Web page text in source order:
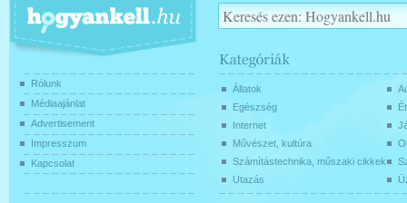
Állatok
Egészség
Internet
Művészet, kultúra
Számítástechnika, műszaki cikkek
Utazás
Rólunk
Médiaajánlat
Advertisement
Impresszum
Kapcsolat